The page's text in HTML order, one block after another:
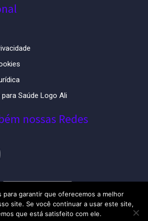
Saúde Logo Ali
nossas Redes
Saúde Logo Ali
Os Direitos Reservados Saúde
para garantir que oferecemos a melhor
site. Se você continuar a usar este site,
que está satisfeito com ele.